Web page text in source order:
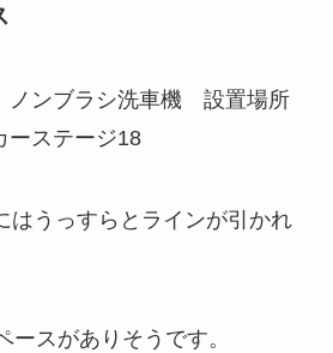
はうっすらとラインが引かれ
ースがありそうです。